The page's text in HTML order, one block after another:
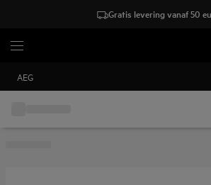
Gratis levering vanaf 50
AEG